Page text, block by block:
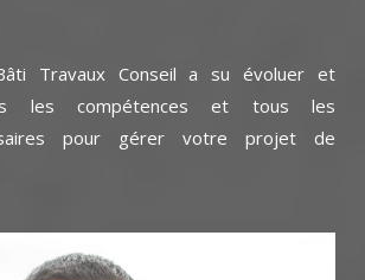
Travaux Conseil a su évoluer et
les compétences et tous les
pour gérer votre projet de
mes expériences professionnelles
le bon déroulement d’un projet
l’exécution des travaux où nous avons